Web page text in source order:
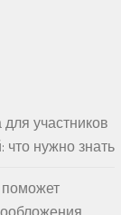
участников
нужно знать